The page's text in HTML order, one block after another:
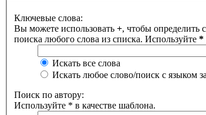
Ключевые слова:
Вы можете использовать +, чтобы определить
поиска любого слова из списка. Используйте *
Искать все слова
Искать любое слово/поиск с языком
Поиск по автору:
Используйте * в качестве шаблона.